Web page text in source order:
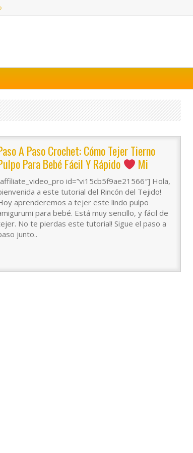
A Paso Crochet: Cómo Tejer Tierno
Para Bebé Fácil Y Rápido
Mi
Del Tejidoid=”vi15cb5f9ae21566″] Hola,
a este tutorial del Rincón del Tejido!
aprenderemos a tejer este lindo pulpo
para bebé. Está muy sencillo, y fácil de
No te pierdas este tutorial! Sigue el paso a
junto..